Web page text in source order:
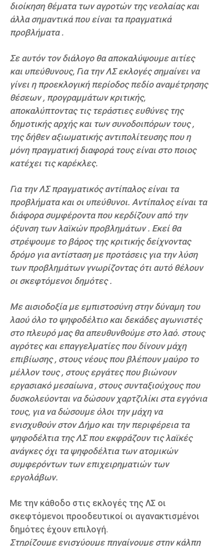
διοίκηση θέματα των αγροτών της νεολαίας και
άλλα σημαντικά που είναι τα πραγματικά
προβλήματα .
Σε αυτόν τον διάλογο θα αποκαλύψουμε αιτίες
και υπεύθυνους, Για την ΛΣ εκλογές σημαίνει να
γίνει η προεκλογική περίοδος πεδίο αναμέτρησης
θέσεων , προγραμμάτων κριτικής,
αποκαλύπτοντας τις τεράστιες ευθύνες της
δημοτικής αρχής και των συνοδοιπόρων τους ,
της δήθεν αξιωματικής αντιπολίτευσης που η
μόνη πραγματική διαφορά τους είναι στο ποιος
κατέχει τις καρέκλες.
Για την ΛΣ πραγματικός αντίπαλος είναι τα
προβλήματα και οι υπεύθυνοι. Αντίπαλος είναι τα
διάφορα συμφέροντα που κερδίζουν από την
όξυνση των λαϊκών προβλημάτων . Εκεί θα
στρέψουμε το βάρος της κριτικής δείχνοντας
δρόμο για αντίσταση με προτάσεις για την λύση
των προβλημάτων γνωρίζοντας ότι αυτό θέλουν
οι σκεφτόμενοι δημότες .
Με αισιοδοξία με εμπιστοσύνη στην δύναμη του
λαού όλο το ψηφοδέλτιο και δεκάδες αγωνιστές
στο πλευρό μας θα απευθυνθούμε στο λαό. στους
αγρότες και επαγγελματίες που δίνουν μάχη
επιβίωσης , στους νέους που βλέπουν μαύρο το
μέλλον τους , στους εργάτες που βιώνουν
εργασιακό μεσαίωνα , στους συνταξιούχους που
δυσκολεύονται να δώσουν χαρτζιλίκι στα εγγόνια
τους, για να δώσουμε όλοι την μάχη να
ενισχυθούν στον Δήμο και την περιφέρεια τα
ψηφοδέλτια της ΛΣ που εκφράζουν τις λαϊκές
ανάγκες όχι τα ψηφοδέλτια των ατομικών
συμφερόντων των επιχειρηματιών των
εργολάβων.
Με την κάθοδο στις εκλογές της ΛΣ οι
σκεφτόμενοι προοδευτικοί οι αγανακτισμένοι
δημότες έχουν επιλογή.
Στηρίζουμε ενισχύουμε πηγαίνουμε στην κάλπη